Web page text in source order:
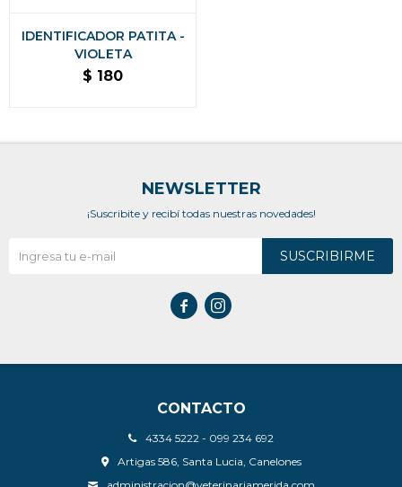
IDENTIFICADOR PATITA -
VIOLETA
$ 180
CONTACTO
4334 5222 - 099 234 692
Artigas 586, Santa Lucia, Canelones
NEWSLETTER
¡Suscribite y recibí todas nuestras novedades!
SUSCRIBIRME
 